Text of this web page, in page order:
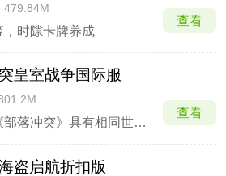
479.84M
，时隙卡牌养成
查看
皇室战争国际服
一款和《部落冲突》具有相同世界观的实时卡牌对战游戏
查看
盗启航折扣版